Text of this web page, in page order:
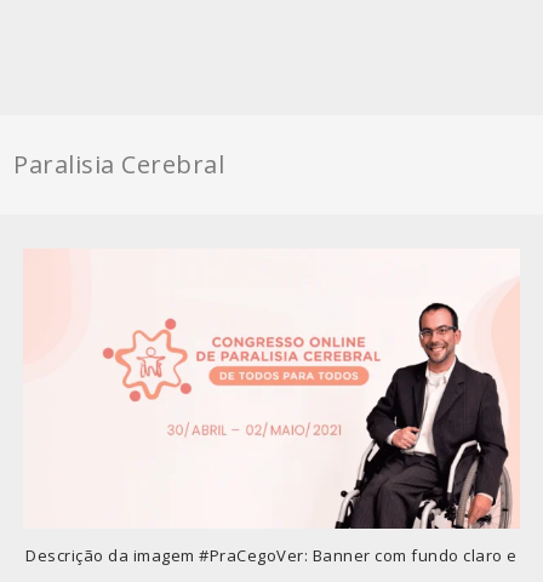
Paralisia Cerebral
Descrição da imagem #PraCegoVer: Banner com fundo claro e